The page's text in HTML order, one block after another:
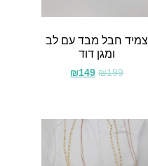
צמיד חבל מבד עם לב
ומגן דוד
₪199
₪149